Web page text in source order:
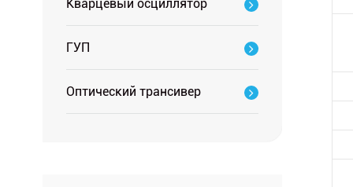
Кварцевый осциллятор
ГУП
Оптический трансивер